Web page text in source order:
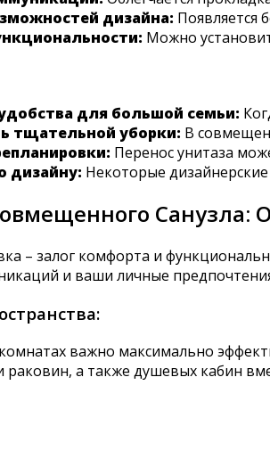
дизайна: Появляется
Можно
для большой семьи:
тщательной уборки: В
Перенос унитаза
дизайну: Некоторые
Санузла:
– залог комфорта и
и ваши личные
важно максимально
раковин, а также душевых кабин